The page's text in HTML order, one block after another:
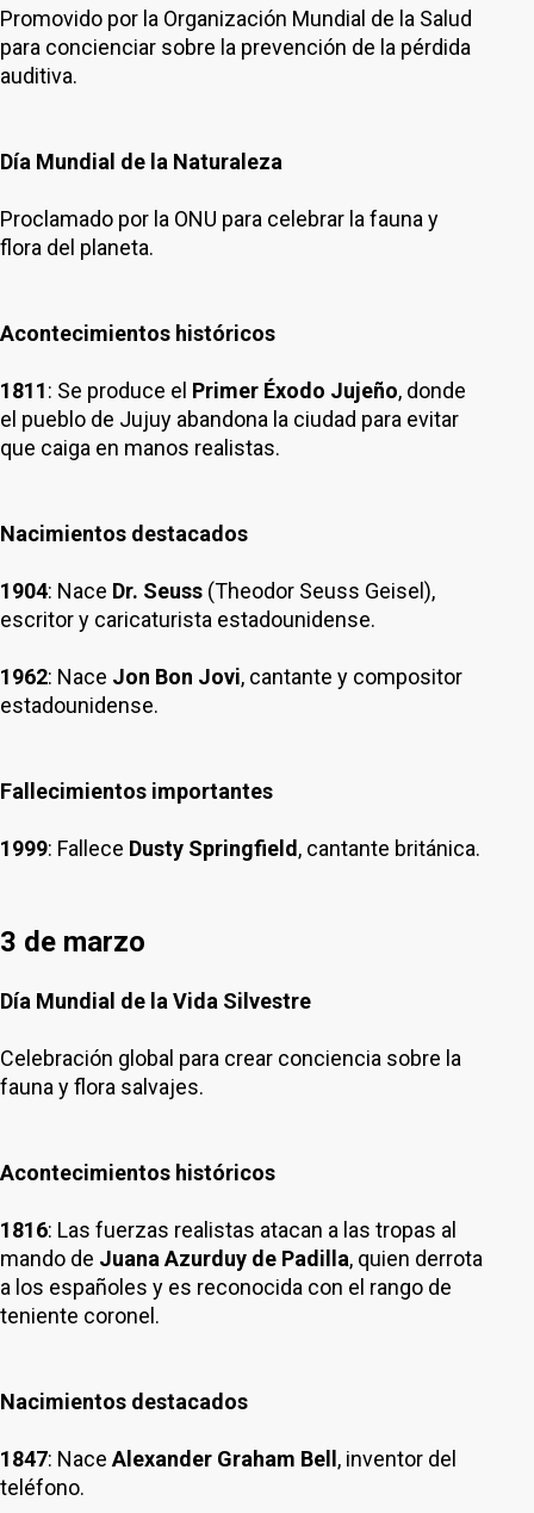
Promovido por la Organización Mundial de la Salud
para concienciar sobre la prevención de la pérdida
auditiva.
Día Mundial de la Naturaleza
Proclamado por la ONU para celebrar la fauna y
flora del planeta.
Acontecimientos históricos
1811: Se produce el Primer Éxodo Jujeño, donde
el pueblo de Jujuy abandona la ciudad para evitar
que caiga en manos realistas.
Nacimientos destacados
1904: Nace Dr. Seuss (Theodor Seuss Geisel),
escritor y caricaturista estadounidense.
1962: Nace Jon Bon Jovi, cantante y compositor
estadounidense.
Fallecimientos importantes
1999: Fallece Dusty Springfield , cantante británica.
3 de marzo
Día Mundial de la Vida Silvestre
Celebración global para crear conciencia sobre la
fauna y flora salvajes.
Acontecimientos históricos
1816: Las fuerzas realistas atacan a las tropas al
mando de Juana Azurduy de Padilla, quien derrota
a los españoles y es reconocida con el rango de
teniente coronel.
Nacimientos destacados
1847: Nace Alexander Graham Bell , inventor del
teléfono.